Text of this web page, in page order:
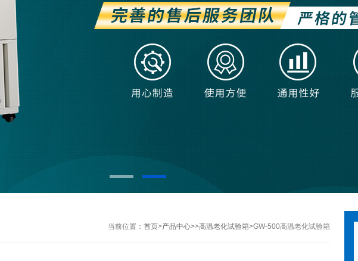
当前位置： 首页>产品中心>>高温老化试验箱>GW-500高温老化试验箱